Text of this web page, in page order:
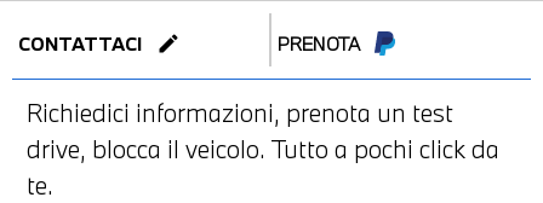
CONTATTACI edit PRENOTA
Richiedici informazioni, prenota un test
drive, blocca il veicolo. Tutto a pochi click da
te.